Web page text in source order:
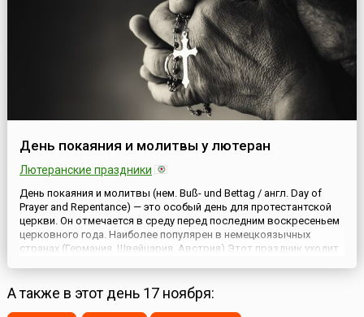
День покаяния и молитвы у лютеран
Лютеранские праздники
День покаяния и молитвы (нем. Buß- und Bettag / англ. Day of
Prayer and Repentance) — это особый день для протестантской
церкви. Он отмечается в среду перед последним воскресеньем
церковного года. Наиболее популярен в немецкоязычных
странах (Германия, Швейцария, Австрия).Этот праздник уходит
А также в этот день 17 ноября: